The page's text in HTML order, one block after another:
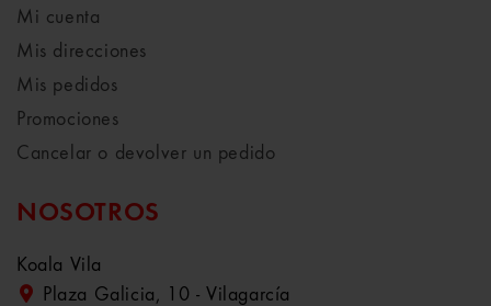
Mi cuenta
Mis direcciones
Mis pedidos
Promociones
Cancelar o devolver un pedido
NOSOTROS
Koala Vila
Plaza Galicia, 10 - Vilagarcía